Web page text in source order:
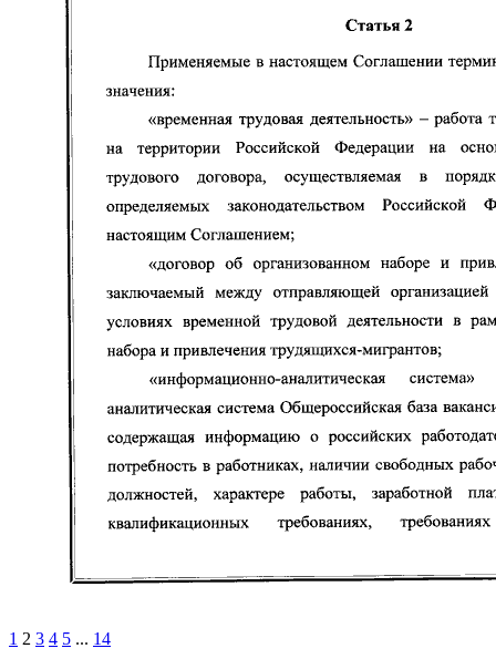
1 2 3 4 5 ... 14